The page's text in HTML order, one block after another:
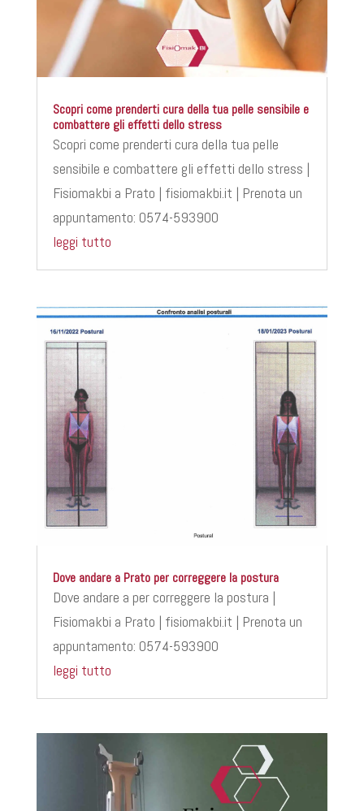
Scopri come prenderti cura della tua pelle sensibile e
combattere gli effetti dello stress
Scopri come prenderti cura della tua pelle
sensibile e combattere gli effetti dello stress |
Fisiomakbi a Prato | fisiomakbi.it | Prenota un
appuntamento: 0574-593900
leggi tutto
Dove andare a Prato per correggere la postura
Dove andare a per correggere la postura |
Fisiomakbi a Prato | fisiomakbi.it | Prenota un
appuntamento: 0574-593900
leggi tutto